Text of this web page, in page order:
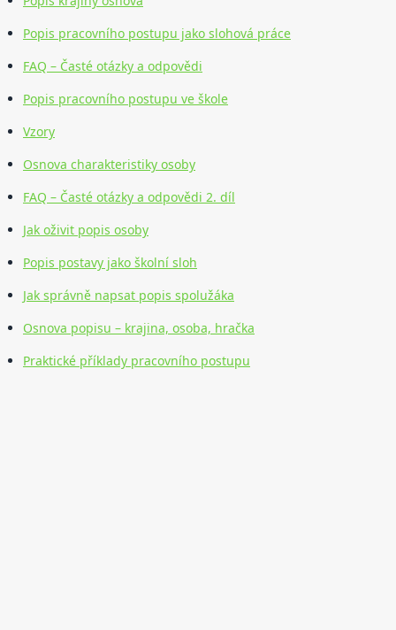
Popis pracovního postupu jako slohová práce
FAQ – Časté otázky a odpovědi
Popis pracovního postupu ve škole
Vzory
Osnova charakteristiky osoby
FAQ – Časté otázky a odpovědi 2. díl
Jak oživit popis osoby
Popis postavy jako školní sloh
Jak správně napsat popis spolužáka
Osnova popisu – krajina, osoba, hračka
Praktické příklady pracovního postupu